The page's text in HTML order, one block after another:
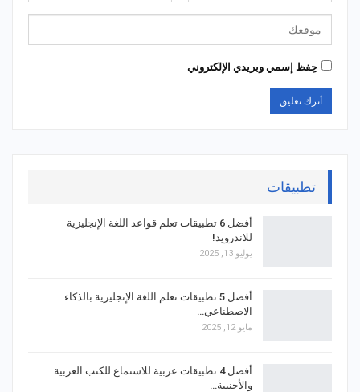
حِفظ إسمي وبريدي الإلكتروني
تطبيقات
أفضل 6 تطبيقات تعلم قواعد اللغة الإنجليزية
للاندرويد!
يوليو 13, 2025
أفضل 5 تطبيقات تعلم اللغة الإنجليزية بالذكاء
الاصطناعي…
مايو 12, 2025
أفضل 4 تطبيقات عربية للاستماع للكتب العربية
والأجنبية…